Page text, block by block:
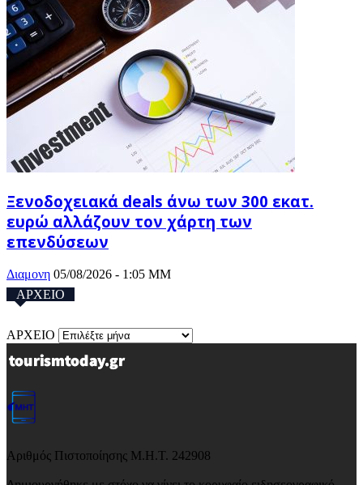
Ξενοδοχειακά deals άνω των 300 εκατ.
ευρώ αλλάζουν τον χάρτη των
επενδύσεων
Διαμονη 05/08/2026 - 1:05 ΜΜ
ΑΡΧΕΙΟ
ΑΡΧΕΙΟ
Αριθμός Πιστοποίησης Μ.Η.Τ. 242908